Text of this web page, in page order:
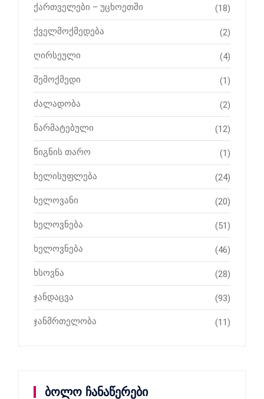
ქართველები – უცხოეთში (18)
ქველმოქმედება (2)
ღირსეული (4)
შემოქმედი (1)
ძალადობა (2)
წარმატებული (12)
წიგნის თარო (1)
ხელისუფლება (24)
ხელოვანი (20)
ხელოვნება (51)
ხელოვნება (46)
ხსოვნა (28)
ჯანდაცვა (93)
ჯანმრთელობა (11)
ბოლო ჩანაწერები